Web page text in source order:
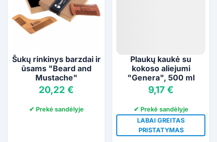
Šukų rinkinys barzdai ir
ūsams "Beard and
Mustache"
20,22 €
✔ Prekė sandėlyje
Plaukų kaukė su
kokoso aliejumi
"Genera", 500 ml
9,17 €
✔ Prekė sandėlyje
LABAI GREITAS
PRISTATYMAS